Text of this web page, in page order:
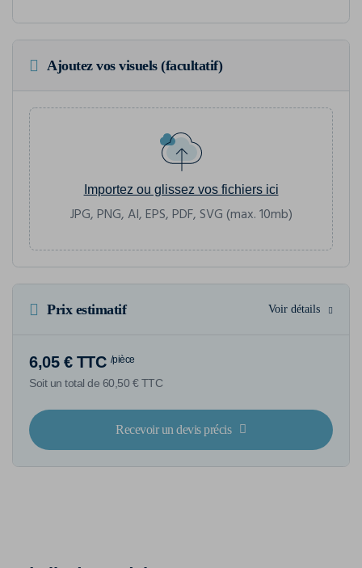
Ajoutez vos visuels (facultatif)
Importez ou glissez vos fichiers ici
JPG, PNG, AI, EPS, PDF, SVG (max. 10mb)
Prix estimatif Voir détails
6,05 € TTC /pièce
Soit un total de 60,50 € TTC
Recevoir un devis précis